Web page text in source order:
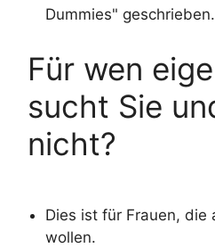
Dummies" geschrieben.
Für wen
sucht Sie
nicht?
Dies ist für Frauen, die
wollen.